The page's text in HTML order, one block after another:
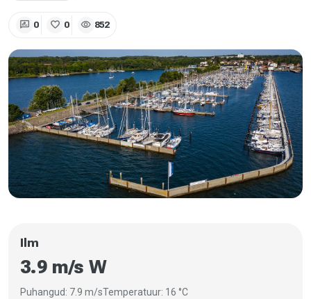
rate_review 0 favorite 0 visibility 852
Ilm
3.9 m/s W
Puhangud: 7.9 m/sTemperatuur: 16 °C